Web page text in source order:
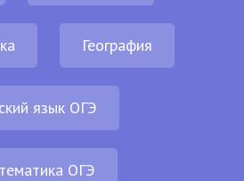
География
язык ОГЭ
ОГЭ